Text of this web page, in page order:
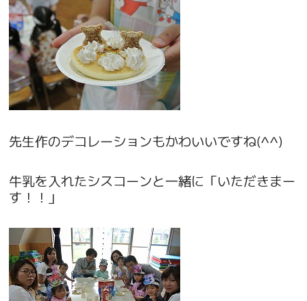
先生作のデコレーションもかわいいですね(^^)
牛乳を入れたシスコーンと一緒に「いただきまー
す！！」